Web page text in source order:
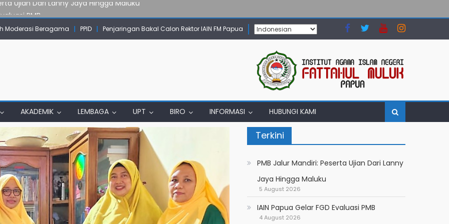
PMB
Papua Tembus Jurnal Terindeks Google Scholar
Moderasi Beragama PPID Penjaringan Bakal Calon Rektor IAIN FM Papua
AKADEMIK LEMBAGA UPT BIRO INFORMASI HUBUNGI KAMI
Terkini
PMB Jalur Mandiri: Peserta Ujian Dari Lanny
Jaya Hingga Maluku
5 August 2026
IAIN Papua Gelar FGD Evaluasi PMB
4 August 2026